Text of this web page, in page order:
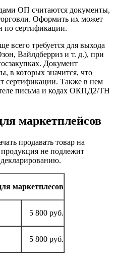
ОП считаются документы,
Оформить их может
по сертификации.
всего требуется для выхода
Вайлдберриз и т. д.), при
Документ
в которых значится, что
сертификации. Также в нем
письма и кодах ОКПД2/ТН
маркетплейсов
продавать товар на
продукция не подлежит
маркетплесов
5 800 руб.
5 800 руб.